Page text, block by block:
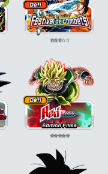
⭐⭐⭐⭐⭐
⭐⭐⭐⭐⭐